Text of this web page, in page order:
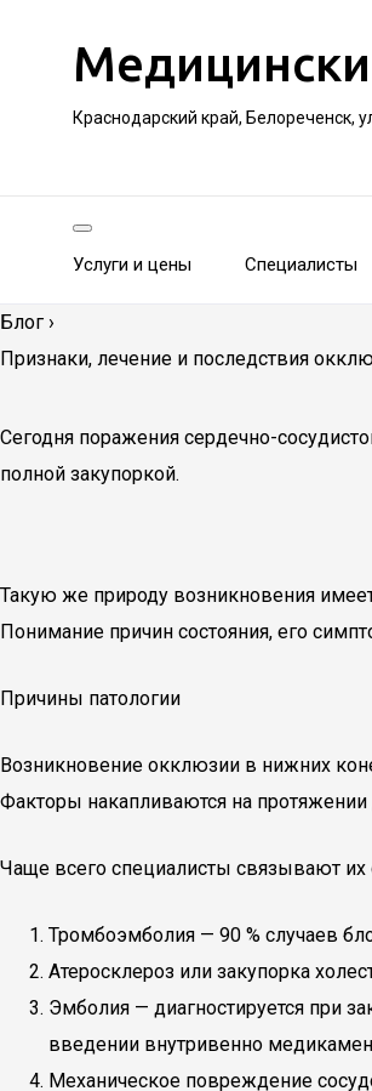
Краснодарский край, Белореченск,
Услуги и цены Специалисты
Блог ›
Признаки, лечение и последствия
Сегодня поражения сердечно-
полной закупоркой.
Такую же природу возникновения
Понимание причин состояния, его
Причины патологии
Возникновение окклюзии в нижних
Факторы накапливаются на протяжении
Чаще всего специалисты связывают
Тромбоэмболия — 90 % случаев
Атеросклероз или закупорка
Эмболия — диагностируется при
введении внутривенно
Механическое повреждение